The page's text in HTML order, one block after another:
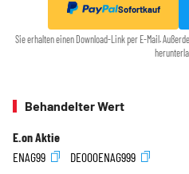
Sofortkauf
Sie erhalten einen Download-Link per E-Mail.
Behandelter Wert
E.on Aktie
ENAG99
DE000ENAG999